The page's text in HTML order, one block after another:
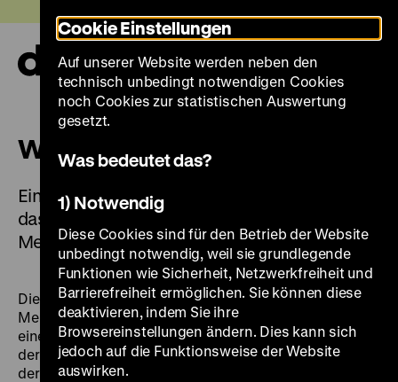
zum
Seiteninhalt
springen
Weltbilder und Bilderwelten
Eine Ausstellung der DHM Bibliothek – über
das Weltall und seine Faszination für die
Menschen
Die Astronomie ist so alt wie die
Menschheitsgeschichte selbst. Die Anerkenntnis
einer göttlichen Schöpfung des Himmels, der Sonne,
der Sterne und der Erde wich in der frühen Neuzeit mit
der Entdeckung der Planeten und der Erforschung
Cookie Einstellungen
Auf unserer Website werden neben den
technisch unbedingt notwendigen Cookies
noch Cookies zur statistischen Auswertung
gesetzt.
Was bedeutet das?
1) Notwendig
Diese Cookies sind für den Betrieb der Website
unbedingt notwendig, weil sie grundlegende
Funktionen wie Sicherheit, Netzwerkfreiheit und
Barrierefreiheit ermöglichen. Sie können diese
deaktivieren, indem Sie ihre
Browsereinstellungen ändern. Dies kann sich
jedoch auf die Funktionsweise der Website
auswirken.